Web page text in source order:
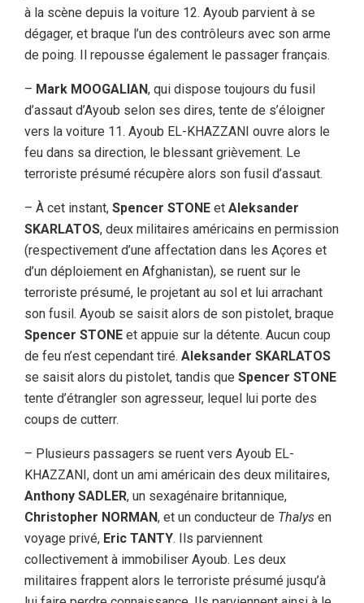
à la scène depuis la voiture 12. Ayoub parvient à se
dégager, et braque l’un des contrôleurs avec son arme
de poing. Il repousse également le passager français.
– Mark MOOGALIAN, qui dispose toujours du fusil
d’assaut d’Ayoub selon ses dires, tente de s’éloigner
vers la voiture 11. Ayoub EL-KHAZZANI ouvre alors le
feu dans sa direction, le blessant grièvement. Le
terroriste présumé récupère alors son fusil d’assaut.
– À cet instant, Spencer STONE et Aleksander
SKARLATOS, deux militaires américains en permission
(respectivement d’une affectation dans les Açores et
d’un déploiement en Afghanistan), se ruent sur le
terroriste présumé, le projetant au sol et lui arrachant
son fusil. Ayoub se saisit alors de son pistolet, braque
Spencer STONE et appuie sur la détente. Aucun coup
de feu n’est cependant tiré. Aleksander SKARLATOS
se saisit alors du pistolet, tandis que Spencer STONE
tente d’étrangler son agresseur, lequel lui porte des
coups de cutterr.
– Plusieurs passagers se ruent vers Ayoub EL-
KHAZZANI, dont un ami américain des deux militaires,
Anthony SADLER, un sexagénaire britannique,
Christopher NORMAN, et un conducteur de Thalys en
voyage privé, Eric TANTY. Ils parviennent
collectivement à immobiliser Ayoub. Les deux
militaires frappent alors le terroriste présumé jusqu’à